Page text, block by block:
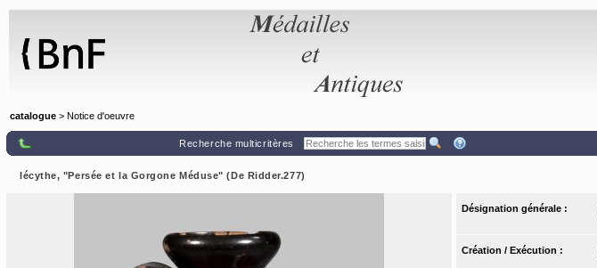
catalogue > Notice d'oeuvre
Recherche multicritères
lécythe, "Persée et la Gorgone Méduse" (De Ridder.277)
Désignation générale :
Création / Exécution :